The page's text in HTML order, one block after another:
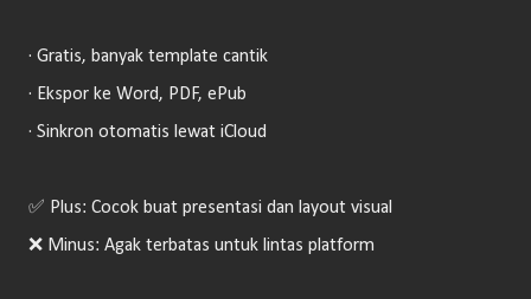
· Gratis, banyak template cantik
· Ekspor ke Word, PDF, ePub
· Sinkron otomatis lewat iCloud
✅ Plus: Cocok buat presentasi dan layout visual
❌ Minus: Agak terbatas untuk lintas platform